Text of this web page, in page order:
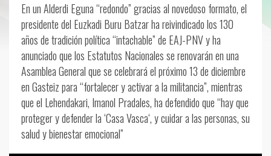
En un Alderdi Eguna “redondo” gracias al novedoso formato, el
presidente del Euzkadi Buru Batzar ha reivindicado los 130
años de tradición política “intachable” de EAJ-PNV y ha
anunciado que los Estatutos Nacionales se renovarán en una
Asamblea General que se celebrará el próximo 13 de diciembre
en Gasteiz para “fortalecer y activar a la militancia”, mientras
que el Lehendakari, Imanol Pradales, ha defendido que “hay que
proteger y defender la ‘Casa Vasca‘, y cuidar a las personas, su
salud y bienestar emocional”